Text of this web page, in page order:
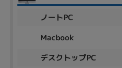
ノートPC
Macbook
デスクトップPC
容量
~